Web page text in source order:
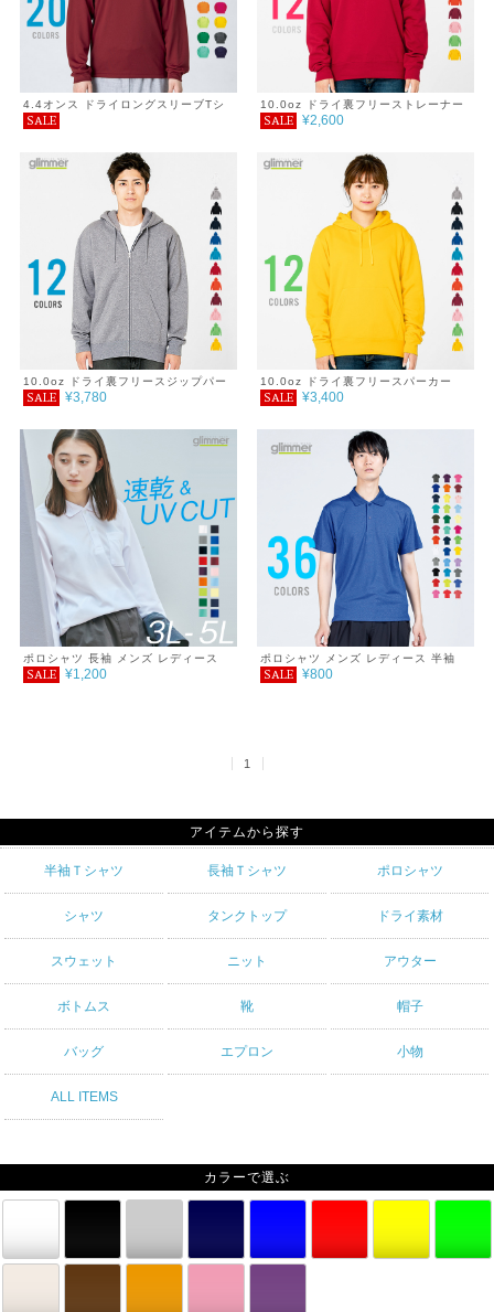
4.4オンス ドライロングスリーブTシ
ャツ 6L～7L
SALE
10.0oz ドライ裏フリーストレーナー
4L～5L
SALE ¥2,600
10.0oz ドライ裏フリースジップパー
カー 4L～5L
SALE ¥3,780
10.0oz ドライ裏フリースパーカー
4L～5L
SALE ¥3,400
ポロシャツ 長袖 メンズ レディース
無地 吸汗 速乾 ドライ ポロシャツ ポ
SALE ¥1,200
ポロシャツ メンズ レディース 半袖
4.4オンス ドライポロシャツ 3L～5L
SALE ¥800
1
アイテムから探す
半袖Ｔシャツ 長袖Ｔシャツ ポロシャツ
シャツ タンクトップ ドライ素材
スウェット ニット アウター
ボトムス 靴 帽子
バッグ エプロン 小物
ALL ITEMS
カラーで選ぶ